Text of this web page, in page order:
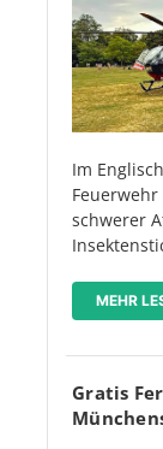
Im
schwerer
MEHR
Gratis